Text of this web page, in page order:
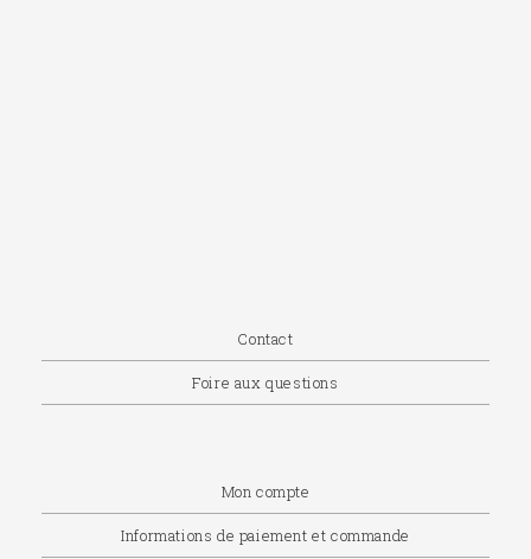
Contact
Foire aux questions
Mon compte
Informations de paiement et commande